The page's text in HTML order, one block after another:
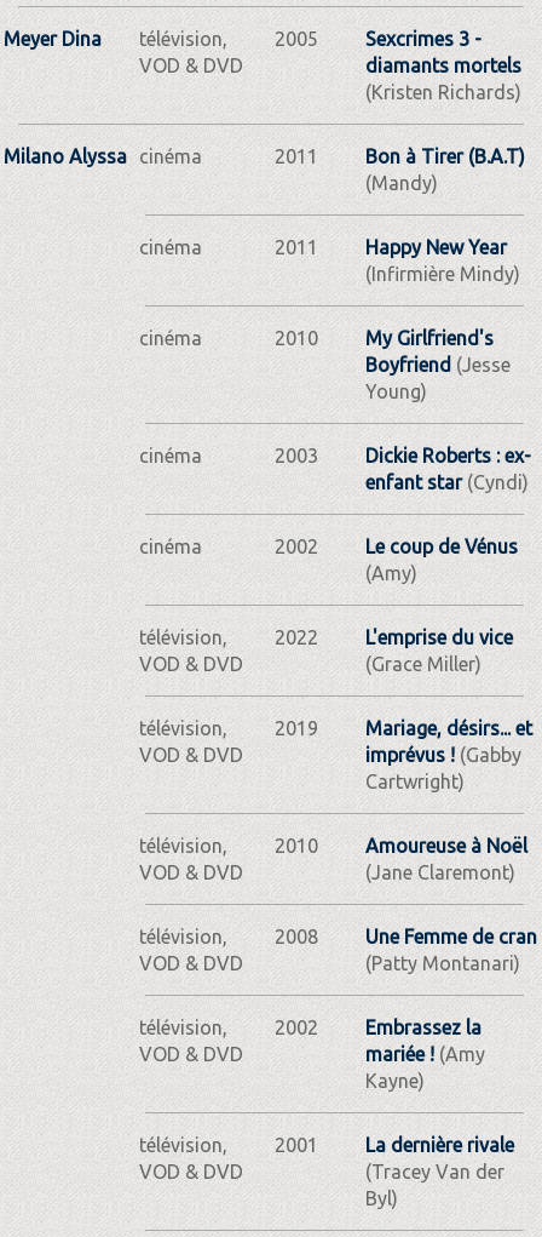
Meyer Dina
télévision,
VOD & DVD
2005
Sexcrimes 3 -
diamants mortels
(Kristen Richards)
Milano Alyssa cinéma 2011
Bon à Tirer (B.A.T)
(Mandy)
cinéma 2011
Happy New Year
(Infirmière Mindy)
cinéma 2010
My Girlfriend's
Boyfriend (Jesse
Young)
cinéma 2003
Dickie Roberts : ex-
enfant star(Cyndi)
cinéma 2002
Le coup de Vénus
(Amy)
télévision,
VOD & DVD
2022
L'emprise du vice
(Grace Miller)
télévision,
VOD & DVD
2019
Mariage, désirs... et
imprévus !(Gabby
Cartwright)
télévision,
VOD & DVD
2010
Amoureuse à Noël
(Jane Claremont)
télévision,
VOD & DVD
2008
Une Femme de cran
(Patty Montanari)
télévision,
VOD & DVD
2002
Embrassez la
mariée !(Amy
Kayne)
télévision,
VOD & DVD
2001
La dernière rivale
(Tracey Van der
Byl)